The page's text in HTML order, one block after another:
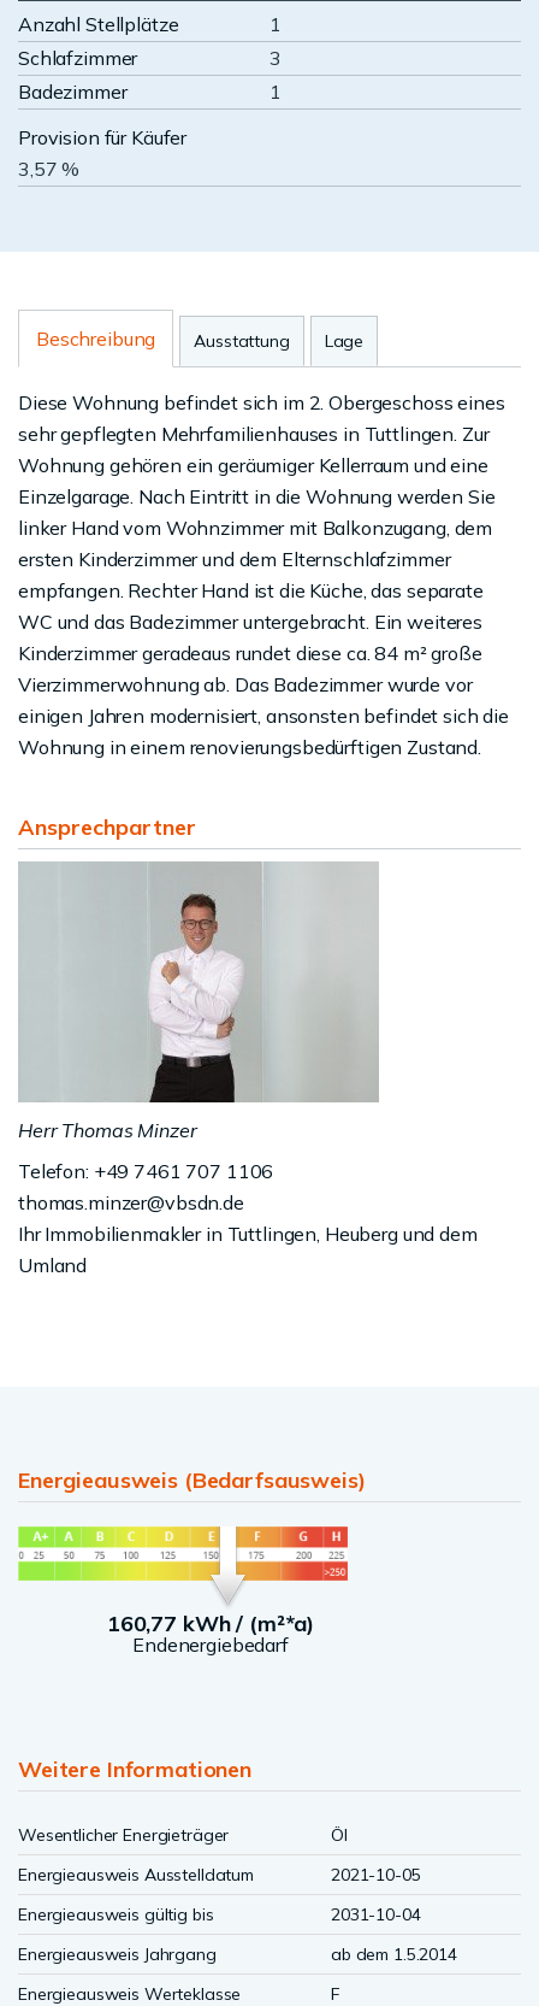
Anzahl Stellplätze
1
Schlafzimmer
3
Badezimmer
1
Provision für Käufer
3,57 %
Beschreibung Ausstattung Lage
Diese Wohnung befindet sich im 2. Obergeschoss eines
sehr gepflegten Mehrfamilienhauses in Tuttlingen. Zur
Wohnung gehören ein geräumiger Kellerraum und eine
Einzelgarage. Nach Eintritt in die Wohnung werden Sie
linker Hand vom Wohnzimmer mit Balkonzugang, dem
ersten Kinderzimmer und dem Elternschlafzimmer
empfangen. Rechter Hand ist die Küche, das separate
WC und das Badezimmer untergebracht. Ein weiteres
Kinderzimmer geradeaus rundet diese ca. 84 m² große
Vierzimmerwohnung ab. Das Badezimmer wurde vor
einigen Jahren modernisiert, ansonsten befindet sich die
Wohnung in einem renovierungsbedürftigen Zustand.
Ansprechpartner
Herr Thomas Minzer
Telefon: +49 7461 707 1106
thomas.minzer@vbsdn.de
Ihr Immobilienmakler in Tuttlingen, Heuberg und dem
Umland
Energieausweis (Bedarfsausweis)
160,77 kWh / (m²*a)
Endenergiebedarf
Weitere Informationen
Wesentlicher Energieträger
Öl
Energieausweis Ausstelldatum
2021-10-05
Energieausweis gültig bis
2031-10-04
Energieausweis Jahrgang
ab dem 1.5.2014
Energieausweis Werteklasse
F